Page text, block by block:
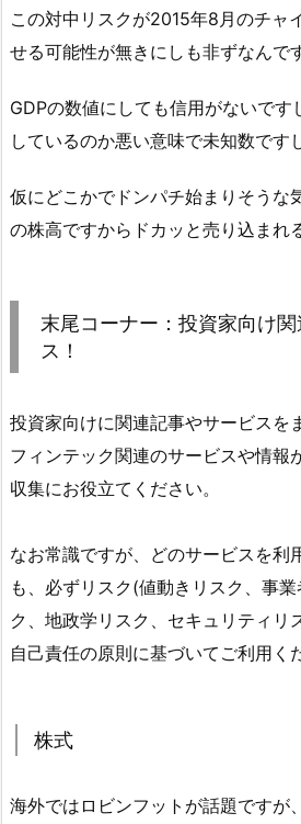
この対中リスクが2015年8月のチャ
せる可能性が無きにしも非ずなんで
GDPの数値にしても信用がないです
しているのか悪い意味で未知数です
仮にどこかでドンパチ始まりそうな
の株高ですからドカッと売り込まれ
末尾コーナー：投資家向け
ス！
投資家向けに関連記事やサービスを
フィンテック関連のサービスや情報
収集にお役立てください。
なお常識ですが、どのサービスを利
も、必ずリスク(値動きリスク、事
ク、地政学リスク、セキュリティリ
自己責任の原則に基づいてご利用く
株式
海外ではロビンフットが話題ですが